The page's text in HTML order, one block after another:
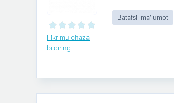
Fikr-mulohaza
bildiring
Batafsil ma'lumot